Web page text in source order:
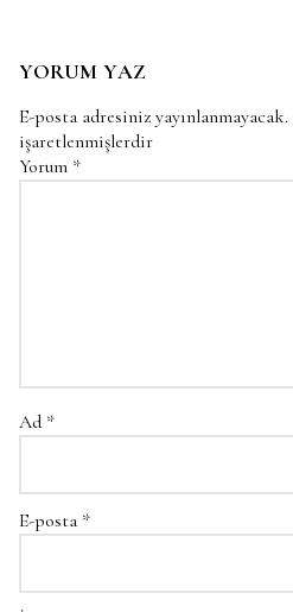
YORUM YAZ
E-posta adresiniz yayınlanmayacak.
işaretlenmişlerdir
Yorum *
Ad *
E-posta *